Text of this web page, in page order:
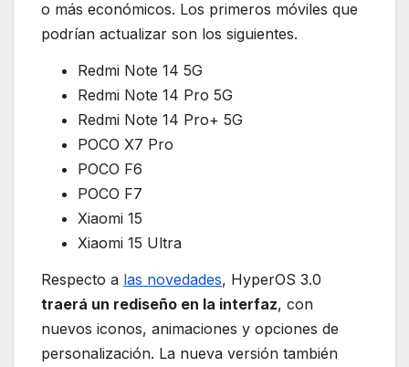
o más económicos. Los primeros móviles que
podrían actualizar son los siguientes.
Redmi Note 14 5G
Redmi Note 14 Pro 5G
Redmi Note 14 Pro+ 5G
POCO X7 Pro
POCO F6
POCO F7
Xiaomi 15
Xiaomi 15 Ultra
Respecto a las novedades, HyperOS 3.0
traerá un rediseño en la interfaz, con
nuevos iconos, animaciones y opciones de
personalización. La nueva versión también